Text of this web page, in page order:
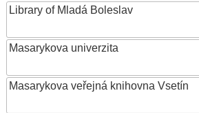
Library of Mladá Boleslav
Masarykova univerzita
Masarykova veřejná knihovna Vsetín